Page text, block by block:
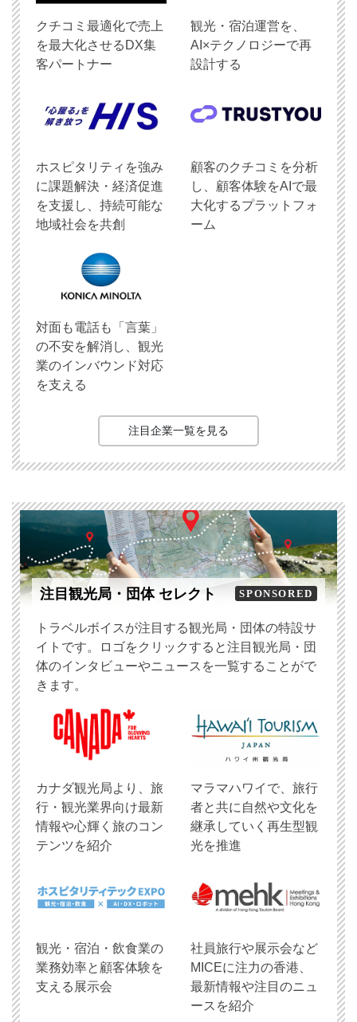
クチコミ最適化で売上
を最大化させるDX集
客パートナー
観光・宿泊運営を、
AI×テクノロジーで再
設計する
ホスピタリティを強み
に課題解決・経済促進
を支援し、持続可能な
地域社会を共創
顧客のクチコミを分析
し、顧客体験をAIで最
大化するプラットフォ
ーム
対面も電話も「言葉」
の不安を解消し、観光
業のインバウンド対応
を支える
注目企業一覧を見る
注目観光局・団体 セレクト SPONSORED
トラベルボイスが注目する観光局・団体の特設サ
イトです。ロゴをクリックすると注目観光局・団
体のインタビューやニュースを一覧することがで
きます。
​カナダ観光局より、旅
行・観光業界向け最新
情報や心輝く旅のコン
テンツを紹介
マラマハワイで、旅行
者と共に自然や文化を
継承していく再生型観
光を推進
観光・宿泊・飲食業の
業務効率と顧客体験を
支える展示会
社員旅行や展示会など
MICEに注力の香港、
最新情報や注目のニュ
ースを紹介